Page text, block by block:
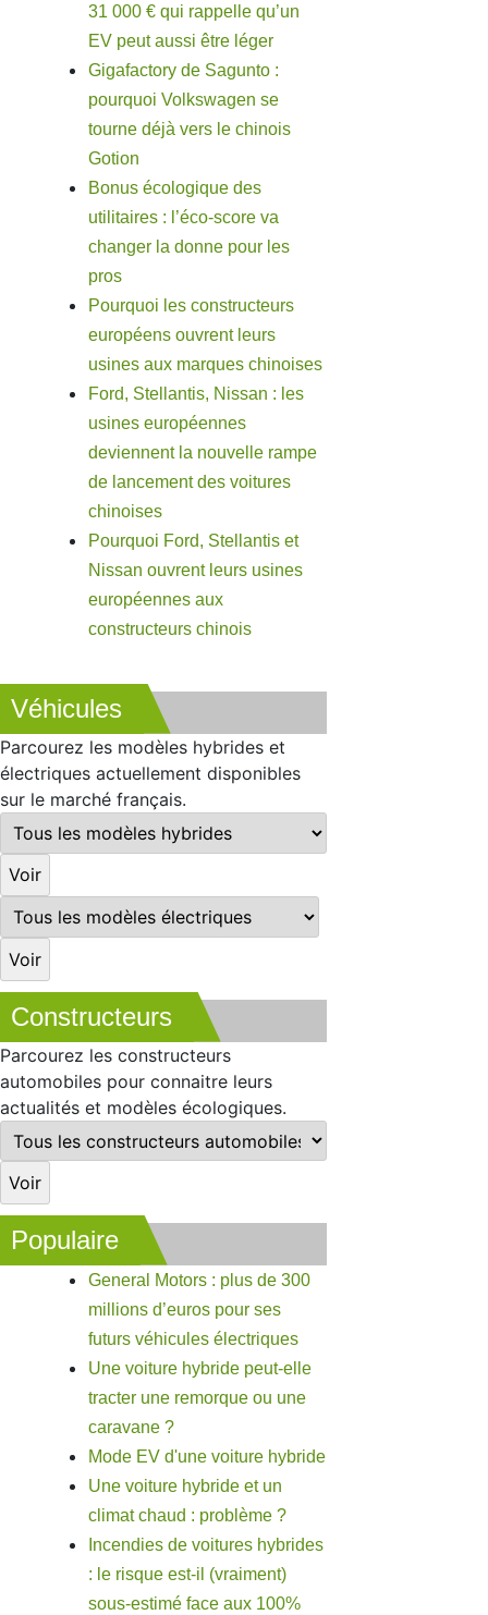
31 000 € qui rappelle qu’un
EV peut aussi être léger
Gigafactory de Sagunto :
pourquoi Volkswagen se
tourne déjà vers le chinois
Gotion
Bonus écologique des
utilitaires : l’éco-score va
changer la donne pour les
pros
Pourquoi les constructeurs
européens ouvrent leurs
usines aux marques chinoises
Ford, Stellantis, Nissan : les
usines européennes
deviennent la nouvelle rampe
de lancement des voitures
chinoises
Pourquoi Ford, Stellantis et
Nissan ouvrent leurs usines
européennes aux
constructeurs chinois
Véhicules
Parcourez les modèles hybrides et
électriques actuellement disponibles
sur le marché français.
Constructeurs
Parcourez les constructeurs
automobiles pour connaitre leurs
actualités et modèles écologiques.
Populaire
General Motors : plus de 300
millions d’euros pour ses
futurs véhicules électriques
Une voiture hybride peut-elle
tracter une remorque ou une
caravane ?
Mode EV d'une voiture hybride
Une voiture hybride et un
climat chaud : problème ?
Incendies de voitures hybrides
: le risque est-il (vraiment)
sous-estimé face aux 100%